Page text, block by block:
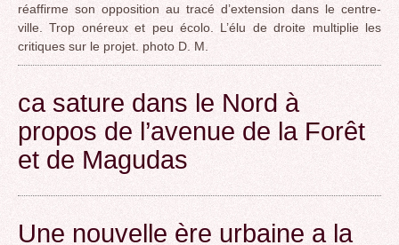
réaffirme son opposition au tracé d’extension dans le centre-
ville. Trop onéreux et peu écolo. L’élu de droite multiplie les
critiques sur le projet. photo D. M.
ca sature dans le Nord à
propos de l’avenue de la Forêt
et de Magudas
Une nouvelle ère urbaine a la